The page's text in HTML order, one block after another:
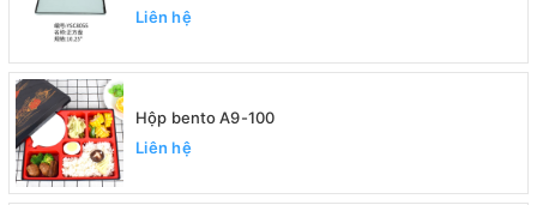
Liên hệ
Hộp bento A9-100
Liên hệ